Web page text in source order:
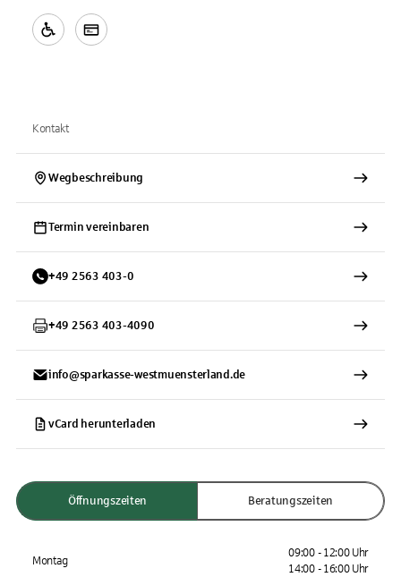
Kontakt
Wegbeschreibung
Termin vereinbaren
+49 2563 403-0
+49 2563 403-4090
info@sparkasse-westmuensterland.de
vCard herunterladen
Öffnungszeiten Beratungszeiten
Montag
09:00 - 12:00 Uhr
14:00 - 16:00 Uhr